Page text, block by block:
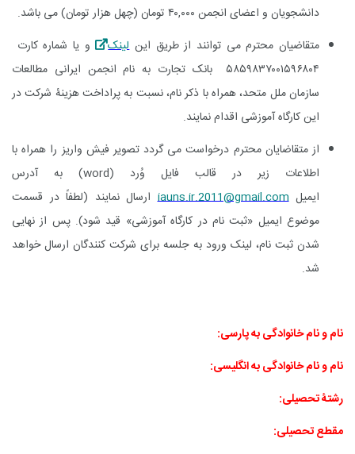
دانشجویان و اعضای انجمن ۴۰,۰۰۰ تومان (چهل هزار تومان) می باشد.
متقاضیان محترم می توانند از طریق اینلینک
و یا شماره کارت
۵۸۵۹۸۳۷۰۰۱۵۹۶۸۰۴
بانک تجارت به نام انجمن ایرانی مطالعات
سازمان ملل متحد، همراه با ذکر نام، نسبت به پراداخت هزینۀ شرکت در
این کارگاه آموزشی اقدام نمایند.
از متقاضایان محترم درخواست می گردد تصویر فیش واریز را همراه با
اطلاعات زیر در قالب فایل وُرد (word) به آدرس
ایمیلiauns.ir.2011@gmail.comارسال نمایند (لطفاً در قسمت
موضوع ایمیل «ثبت نام در کارگاه آموزشی» قید شود). پس از نهایی
شدن ثبت نام، لینک ورود به جلسه برای شرکت کنندگان ارسال خواهد
شد.
نام و نام خانوادگی به پارسی:
نام و نام خانوادگی به انگلیسی:
رشتۀ تحصیلی:
مقطع تحصیلی: